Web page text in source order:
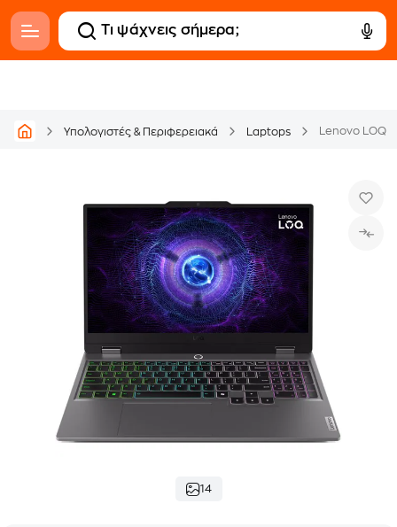
Υπολογιστές & Περιφερειακά Laptops
14